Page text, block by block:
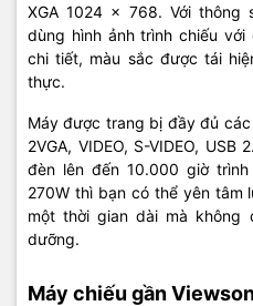
XGA 1024 x 768. Với thông
dùng hình ảnh trình chiếu
chi tiết, màu sắc được tái
thực.
Máy được trang bị đầy đủ
2VGA, VIDEO, S-VIDEO,
đèn lên đến 10.000 giờ
270W thì bạn có thể yên tâm
một thời gian dài mà
dưỡng.
Máy chiếu gần